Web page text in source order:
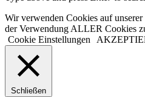
Wir verwenden Cookies auf
der Verwendung ALLER Cookies
Cookie Einstellungen
Schließen